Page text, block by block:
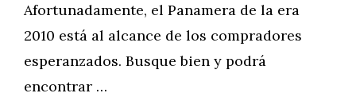
Afortunadamente, el Panamera de la era
2010 está al alcance de los compradores
esperanzados. Busque bien y podrá
encontrar …